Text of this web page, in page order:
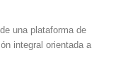
una plataforma de
integral orientada a